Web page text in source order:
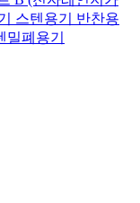
스텐용기 반찬용
폐용기